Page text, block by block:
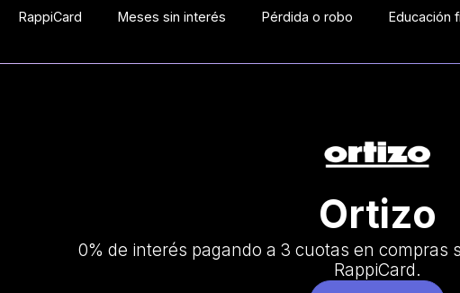
RappiCard Meses sin interés Pérdida o robo Educación
Ortizo
0% de interés pagando a 3 cuotas en compras
RappiCard.